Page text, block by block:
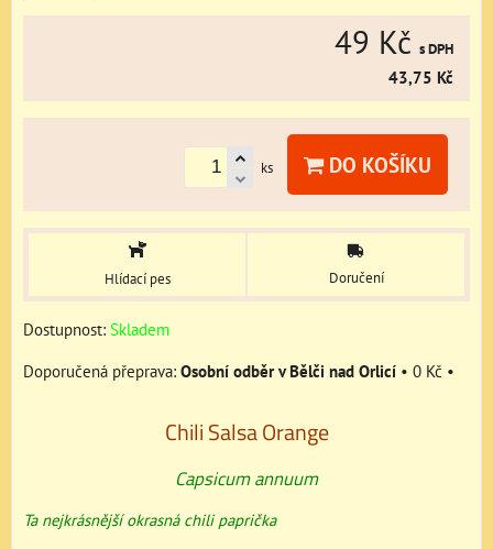
49 Kč s DPH
43,75 Kč
ks DO KOŠÍKU
Hlídací pes Doručení
Dostupnost: Skladem
Osobní odběr v Bělči nad Orlicí • 0 Kč •
Chili Salsa Orange
Capsicum annuum
Ta nejkrásnější okrasná chili paprička